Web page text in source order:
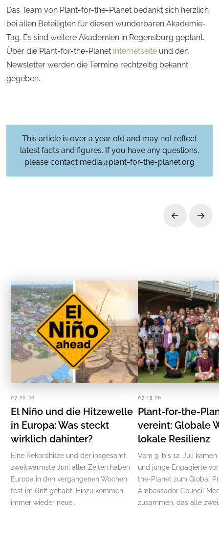
Das Team von Plant-for-the-Planet bedankt sich herzlich
bei allen Beteiligten für diesen wunderbaren Akademie-
Tag. Es sind weitere Akademien in Regensburg geplant.
Über die Plant-for-the-Planet Internetseite und den
Newsletter werden die Termine rechtzeitig bekannt
gegeben.
This article is over a year old and may not reflect
latest facts and figures. If you have any questions,
please contact media@plant-for-the-planet.org
Prev Next
07.20.26
El Niño und die Hitzewelle
in Europa: Was steckt
wirklich dahinter?
Eine Rekordhitze und der insgesamt
zweitwärmste Juni aller Zeiten haben
Europa in den vergangenen Wochen
fest im Griff gehabt. Hinzu kommen
immer wieder neue…
07.15.26
Plant-for-the-
vereint: Globale
lokale Resilienz
Vom 9. bis 12. Juli
und junge Engagierte
the-Planet zum Global
Ambassador Council
zusammen, das alle